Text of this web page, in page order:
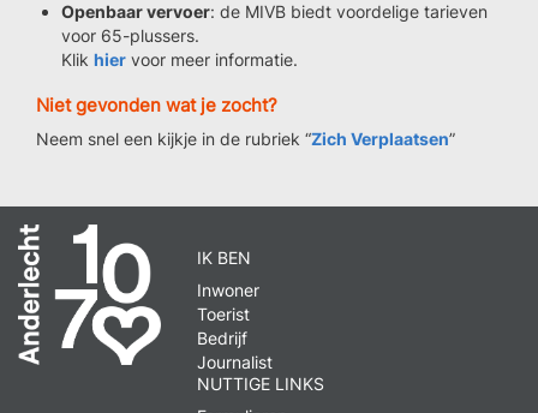
Openbaar vervoer: de MIVB biedt voordelige tarieven
voor 65-plussers.
Klik hier voor meer informatie.
Niet gevonden wat je zocht?
Neem snel een kijkje in de rubriek “Zich Verplaatsen”
IK BEN
Inwoner
Toerist
Bedrijf
Journalist
NUTTIGE LINKS